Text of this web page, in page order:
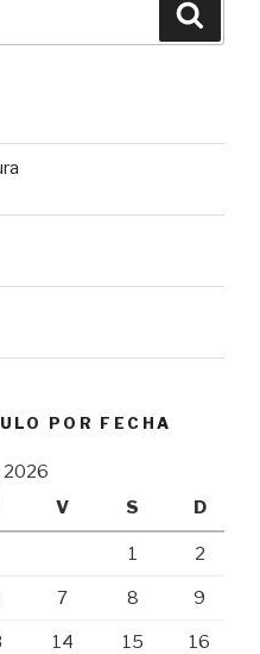
POR FECHA
2026
V S D
1 2
7 8 9
14 15 16